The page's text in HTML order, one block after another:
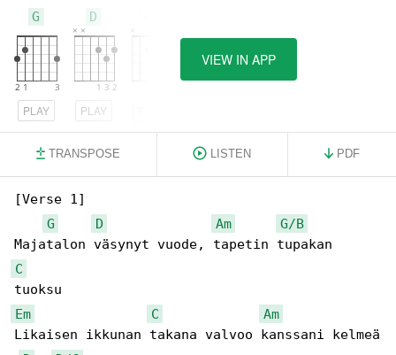
G
PLAY
D
PLAY
VIEW IN APP
TRANSPOSE LISTEN PDF
[Verse 1]
G
D Am
G/B
C
Em
C
Am
Likaisen ikkunan takana valvoo kanssani kelmeä